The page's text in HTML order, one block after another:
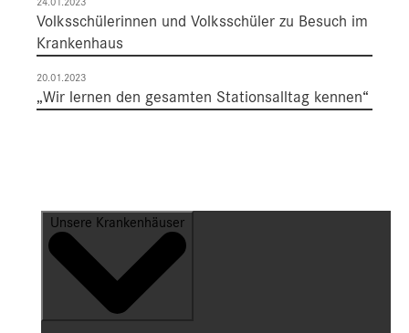
Volksschülerinnen und Volksschüler zu Besuch im
Krankenhaus
20.01.2023
„Wir lernen den gesamten Stationsalltag kennen“
Unsere Krankenhäuser